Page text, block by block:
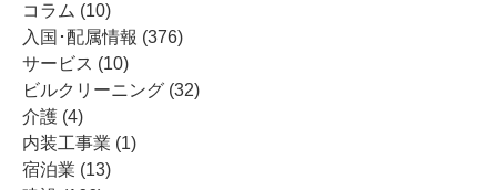
コラム (10)
入国･配属情報 (376)
サービス (10)
ビルクリーニング (32)
介護 (4)
内装工事業 (1)
宿泊業 (13)